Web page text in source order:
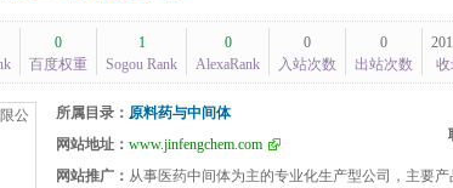
0
百度权重
1
Sogou Rank
0
AlexaRank
0
入站次数
0
出站次数
收
所属目录： 原料药与中间体
网站地址： www.jinfengchem.com
网站推广： 从事医药中间体为主的专业化生产型公司，主要